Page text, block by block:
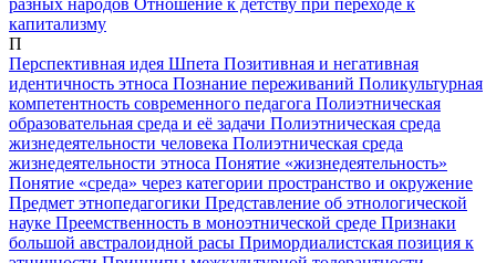
капитализму
П
Перспективная идея Шпета Позитивная и негативная
идентичность этноса Познание переживаний Поликультурная
компетентность современного педагога Полиэтническая
образовательная среда и её задачи Полиэтническая среда
жизнедеятельности человека Полиэтническая среда
жизнедеятельности этноса Понятие «жизнедеятельность»
Понятие «среда» через категории пространство и окружение
Предмет этнопедагогики Представление об этнологической
науке Преемственность в моноэтнической среде Признаки
большой австралоидной расы Примордиалистская позиция к